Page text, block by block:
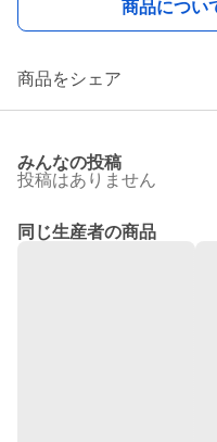
商品につい
商品をシェア
みんなの投稿
投稿はありません
同じ生産者の商品